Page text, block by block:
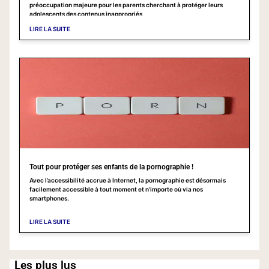
Les plus lus
préoccupation majeure pour les parents cherchant à protéger leurs
adolescents des contenus inappropriés
LIRE LA SUITE
Tout pour protéger ses enfants de la pornographie !
Avec l’accessibilité accrue à Internet, la pornographie est désormais
facilement accessible à tout moment et n’importe où via nos
smartphones.
LIRE LA SUITE